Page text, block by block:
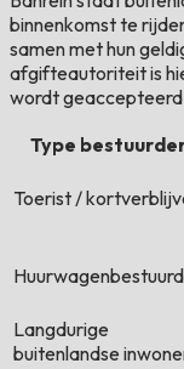
binnenkomst te
samen met hun
afgifteautoriteit is
wordt
Type
Toerist /
Langdurige
buitenlandse